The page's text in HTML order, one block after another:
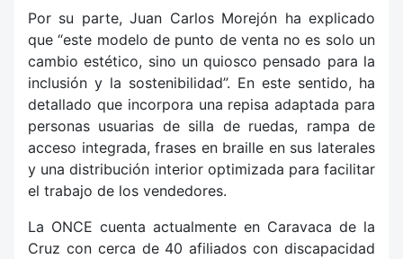
Por su parte, Juan Carlos Morejón ha explicado
que “este modelo de punto de venta no es solo un
cambio estético, sino un quiosco pensado para la
inclusión y la sostenibilidad”. En este sentido, ha
detallado que incorpora una repisa adaptada para
personas usuarias de silla de ruedas, rampa de
acceso integrada, frases en braille en sus laterales
y una distribución interior optimizada para facilitar
el trabajo de los vendedores.
La ONCE cuenta actualmente en Caravaca de la
Cruz con cerca de 40 afiliados con discapacidad